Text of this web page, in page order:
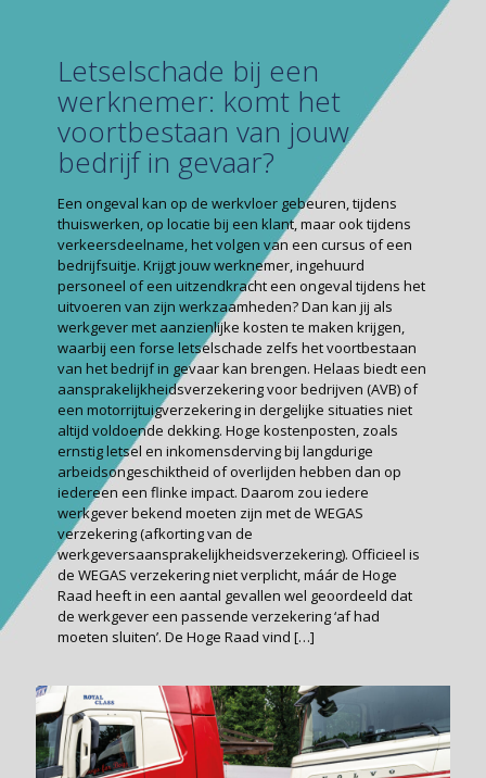
Letselschade bij een
werknemer: komt het
voortbestaan van jouw
bedrijf in gevaar?
Een ongeval kan op de werkvloer gebeuren, tijdens
thuiswerken, op locatie bij een klant, maar ook tijdens
verkeersdeelname, het volgen van een cursus of een
bedrijfsuitje. Krijgt jouw werknemer, ingehuurd
personeel of een uitzendkracht een ongeval tijdens het
uitvoeren van zijn werkzaamheden? Dan kan jij als
werkgever met aanzienlijke kosten te maken krijgen,
waarbij een forse letselschade zelfs het voort­bestaan
van het bedrijf in gevaar kan brengen. Helaas biedt een
aansprakelijkheidsverzekering voor bedrijven (AVB) of
een motorrijtuig­verzekering in dergelijke situaties niet
altijd voldoende dekking. Hoge kostenposten, zoals
ernstig letsel en inkomensderving bij lang­durige
arbeidsongeschiktheid of overlijden hebben dan op
iedereen een flinke impact. Daarom zou iedere
werkgever bekend moeten zijn met de WEGAS
verzekering (afkorting van de
werkgeversaansprakelijkheidsverzekering). Officieel is
de WEGAS verzekering niet verplicht, máár de Hoge
Raad heeft in een aantal gevallen wel geoordeeld dat
de werkgever een passende verzekering ‘af had
moeten sluiten’. De Hoge Raad vind […]